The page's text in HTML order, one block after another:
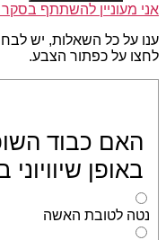
אני מעוניין להשתתף בסקר
ענו על כל השאלות, יש
לחצו על כפתור הצבע.
האם כבוד
באופן
נטה לטובת האשה